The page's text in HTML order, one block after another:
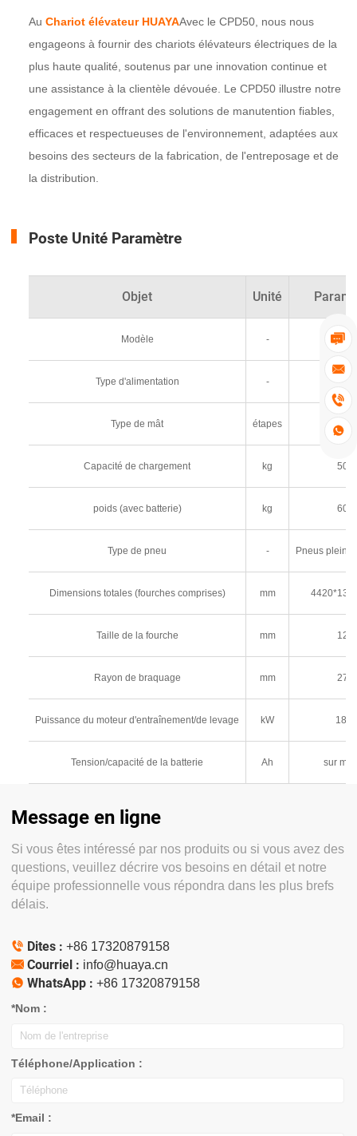




AuChariot élévateur HUAYAAvec le CPD50, nous nous
engageons à fournir des chariots élévateurs électriques de la
plus haute qualité, soutenus par une innovation continue et
une assistance à la clientèle dévouée. Le CPD50 illustre notre
engagement en offrant des solutions de manutention fiables,
efficaces et respectueuses de l'environnement, adaptées aux
besoins des secteurs de la fabrication, de l'entreposage et de
la distribution.
Poste Unité Paramètre
Objet Unité
Modèle -
Type d'alimentation -
Type de mât étapes 2/3
Capacité de chargement kg
poids (avec batterie) kg
Type de pneu - Pneus
Dimensions totales (fourches comprises) mm
Taille de la fourche mm
Rayon de braquage mm
Puissance du moteur d'entraînement/de levage kW 18/
Tension/capacité de la batterie Ah sur
Message en ligne
Si vous êtes intéressé par nos produits ou si vous avez des
questions, veuillez décrire vos besoins en détail et notre
équipe professionnelle vous répondra dans les plus brefs
délais.
 Dites : +86 17320879158
 Courriel : info@huaya.cn
 WhatsApp : +86 17320879158
*Nom :
Téléphone/Application :
*Email :